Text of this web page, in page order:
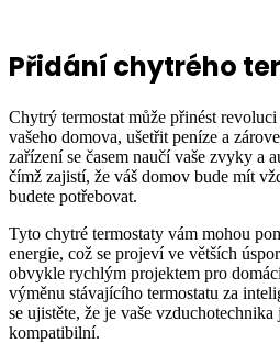
Přidání chytrého
Chytrý termostat může přinést
vašeho domova, ušetřit peníze a
zařízení se časem naučí vaše zvyky a
čímž zajistí, že váš domov bude mít
budete potřebovat.
Tyto chytré termostaty vám mohou
energie, což se projeví ve větších
obvykle rychlým projektem pro
výměnu stávajícího termostatu za
se ujistěte, že je vaše
kompatibilní.